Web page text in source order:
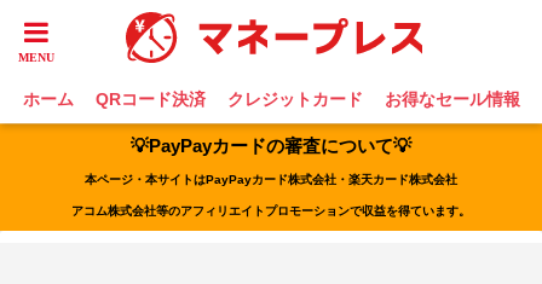
ホーム QRコード決済 クレジットカード お得なセール情報
💡PayPayカードの審査について💡
本ページ・本サイトはPayPayカード株式会社・楽天カード株式会社
アコム株式会社等のアフィリエイトプロモーションで収益を得ています。